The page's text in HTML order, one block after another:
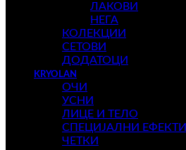
ЛАКОВИ
НЕГА
КОЛЕКЦИИ
СЕТОВИ
ДОДАТОЦИ
KRYOLAN
ОЧИ
УСНИ
ЛИЦЕ И ТЕЛО
СПЕЦИЈАЛНИ ЕФЕКТИ
ЧЕТКИ